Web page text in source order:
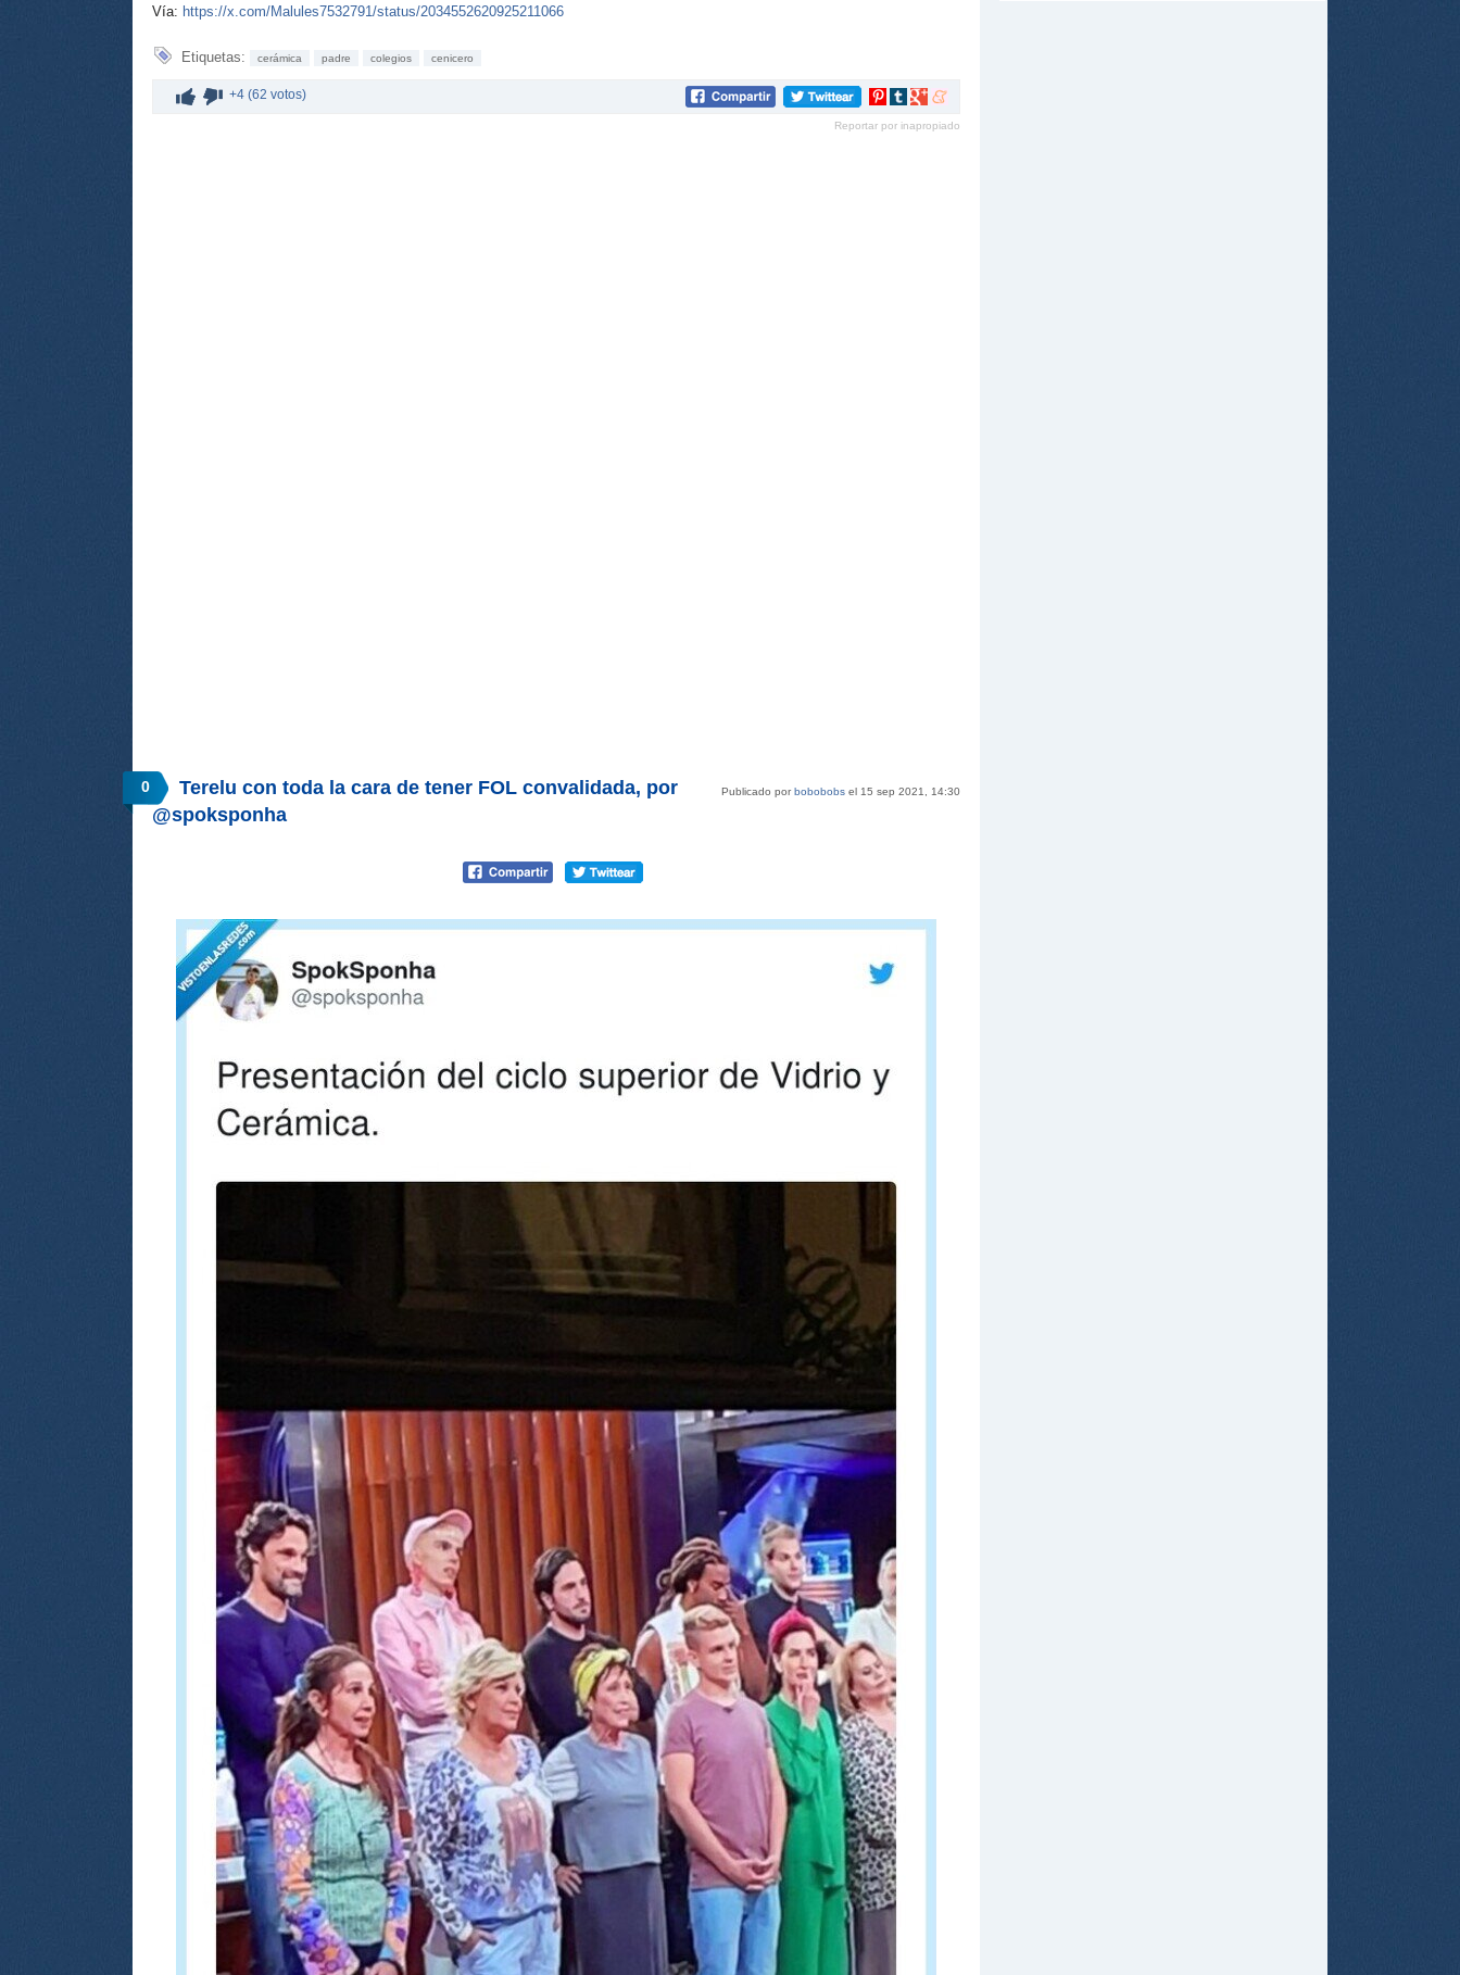
Vía: https://x.com/Malules7532791/status/2034552620925211066
Etiquetas: cerámica padre colegios cenicero
+4 (62 votos)
Compartir
Pinterest
Compartir
tumblr
Compartir
Google+
Compartir
meneame
Reportar por inapropiado
0 Publicado porbobobobs el 15 sep 2021, 14:30
Terelu con toda la cara de tener FOL convalidada, por
@spoksponha